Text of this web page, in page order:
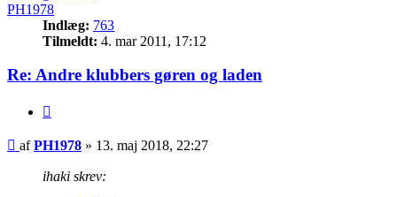
PH1978
Indlæg: 763
Tilmeldt: 4. mar 2011, 17:12
Re: Andre klubbers gøren og laden
Indlæg
afPH1978 » 13. maj 2018, 22:27
ihaki skrev: